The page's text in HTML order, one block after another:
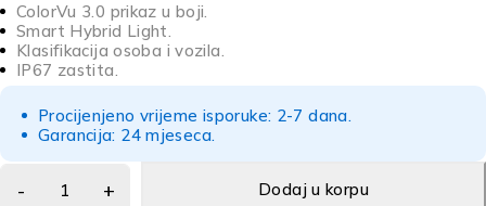
ColorVu 3.0 prikaz u boji.
Smart Hybrid Light.
Klasifikacija osoba i vozila.
IP67 zastita.
Procijenjeno vrijeme isporuke: 2-7 dana.
Garancija: 24 mjeseca.
Dodaj u korpu